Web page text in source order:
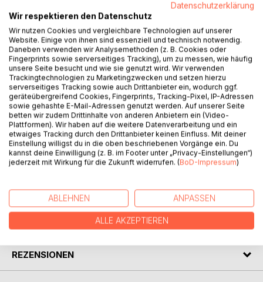
Was ist eigentlich ein Voranfang? Kann es einen Anfang vor
dem Anfang geben? Entsprechend dieser Titulierung
beinhaltet dieser Band die unterschiedlichsten Formen
literarischen Schaffens. Es verbietet sich, alles über einen
Kamm zu scheren. Zu disparat, zu fallbezogen die
Gedanken, als dass man ihnen eine Systematik unterstellen
könnte bzw. sollte. Aber das ist auch gar nicht gewollt. Es
geht darum, ähnlich wie bei den Pensées eines Blaise
Pascal, Gedankensplitter, kurze Erwägungen und
dergleichen mehr zu bewahren. Wer sich dem wie Rolf
Stolz stellt, nimmt seine Umwelt deutlich komplexer wahr,
als es die Mehrzahl der Menschen tut.
AUTOR/IN
REZENSIONEN
Datenschutzerklärung
Wir respektieren den Datenschutz
Wir nutzen Cookies und vergleichbare Technologien auf unserer
Website. Einige von ihnen sind essenziell und technisch notwendig.
Daneben verwenden wir Analysemethoden (z. B. Cookies oder
Fingerprints sowie serverseitiges Tracking), um zu messen, wie häufig
unsere Seite besucht und wie sie genutzt wird. Wir verwenden
Trackingtechnologien zu Marketingzwecken und setzen hierzu
serverseitiges Tracking sowie auch Drittanbieter ein, wodurch ggf.
geräteübergreifend Cookies, Fingerprints, Tracking-Pixel, IP-Adressen
sowie gehashte E-Mail-Adressen genutzt werden. Auf unserer Seite
betten wir zudem Drittinhalte von anderen Anbietern ein (Video-
Plattformen). Wir haben auf die weitere Datenverarbeitung und ein
etwaiges Tracking durch den Drittanbieter keinen Einfluss. Mit deiner
Einstellung willigst du in die oben beschriebenen Vorgänge ein. Du
kannst deine Einwilligung (z. B. im Footer unter „Privacy-Einstellungen“)
jederzeit mit Wirkung für die Zukunft widerrufen. (BoD-Impressum)
ABLEHNEN ANPASSEN
ALLE AKZEPTIEREN